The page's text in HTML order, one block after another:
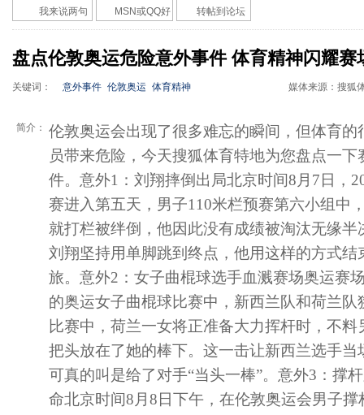
我来说两句
MSN或QQ好
友
转帖到论坛
盘点伦敦奥运危险意外事件 体育精神闪耀赛
关键词： 意外事件 伦敦奥运 体育精神 媒体来源： 搜狐
简介：
伦敦奥运会出现了很多难忘的瞬间，但体育的
员带来危险，今天搜狐体育特地为您盘点一
件。意外1：刘翔摔倒出局北京时间8月7日，
赛进入第五天，男子110米栏预赛第六小组中
就打栏被绊倒，他因此没有成绩被淘汰无缘
刘翔坚持用单脚跳到终点，他用这样的方式结
旅。意外2：女子曲棍球选手血溅赛场奥运赛
的奥运女子曲棍球比赛中，新西兰队和荷兰
比赛中，荷兰一女将正准备大力挥杆时，不
把头放在了她的棒下。这一击让新西兰选手当
可真的叫是给了对手“当头一棒”。意外3：撑
命北京时间8月8日下午，在伦敦奥运会男子